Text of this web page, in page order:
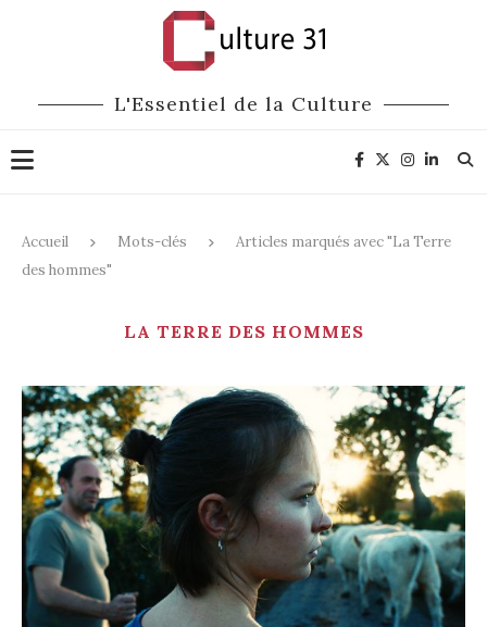
L'Essentiel de la Culture
Accueil Mots-clés
Articles marqués avec "La Terre
des hommes"
LA TERRE DES HOMMES